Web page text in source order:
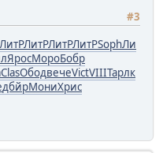
#3
ЛитРЛитРЛитРЛитРSophЛи
ЯросМороБобр
ClasОбодвечеVictVIIIТарлк
дбйрМониХрис